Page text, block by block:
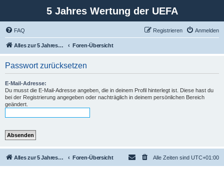
5 Jahres Wertung der UEFA
FAQ Anmelden
Registrieren
Alles zur 5 Jahreswertung / Tabelle der UEFA mit vielen Statistiken. Foren-Übersicht
Passwort zurücksetzen
E-Mail-Adresse:
Du musst die E-Mail-Adresse angeben, die in deinem Profil hinterlegt ist. Diese hast du
bei der Registrierung angegeben oder nachträglich in deinem persönlichen Bereich
geändert.
Alles zur 5 Jahreswertung / Tabelle der UEFA mit vielen Statistiken. Foren-Übersicht Alle Zeiten sind UTC+01:00